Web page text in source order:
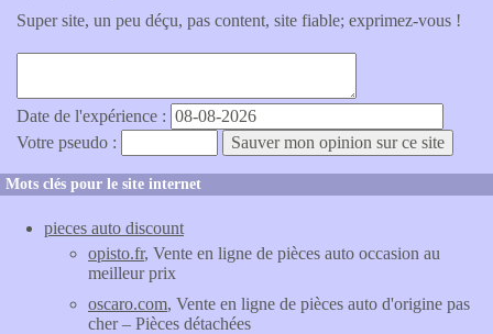
Super site, un peu déçu, pas content, site fiable; exprimez-vous !
Date de l'expérience :
Votre pseudo :
Mots clés pour le site internet
pieces auto discount
opisto.fr, Vente en ligne de pièces auto occasion au
meilleur prix
oscaro.com, Vente en ligne de pièces auto d'origine pas
cher – Pièces détachées